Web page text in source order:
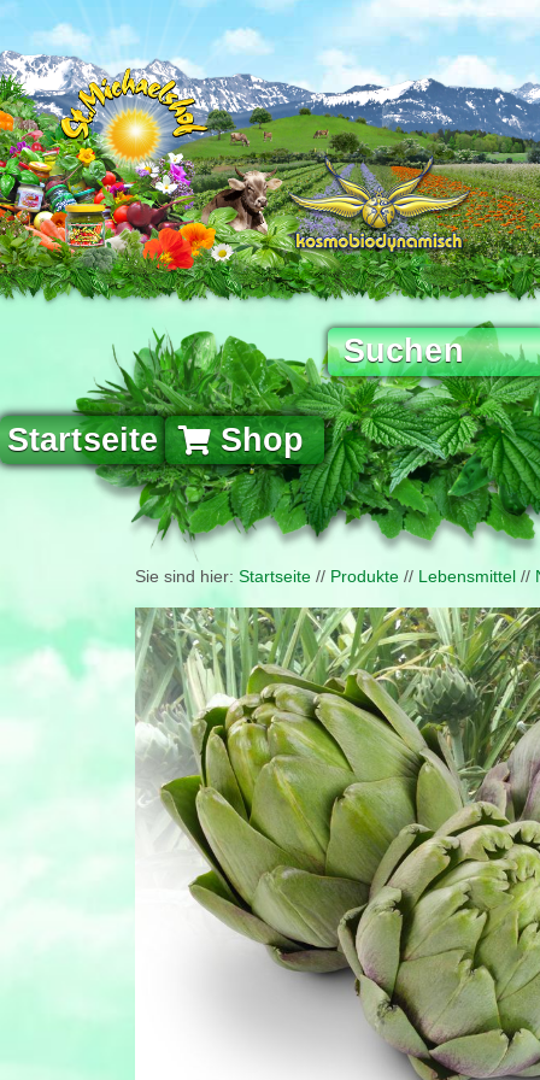
Startseite Shop
Sie sind hier: Startseite // Produkte // Lebensmittel //